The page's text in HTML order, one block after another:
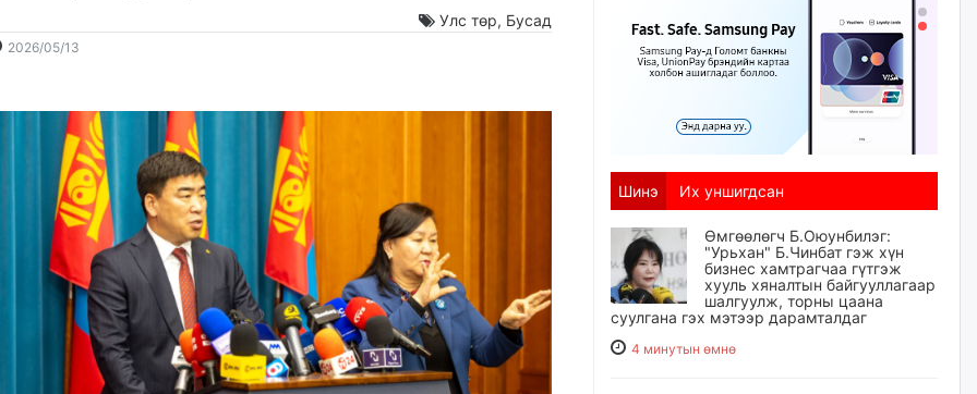
Улс төр, Бусад
2026/05/13
15:59:41
13:27:44
Шинэ Их уншигдсан
Өмгөөлөгч Б.Оюунбилэг:
"Урьхан" Б.Чинбат гэж хүн
бизнес хамтрагчаа гүтгэж
хууль хяналтын байгууллагаар
шалгуулж, торны цаана
суулгана гэх мэтээр дарамталдаг
4 минутын өмнө